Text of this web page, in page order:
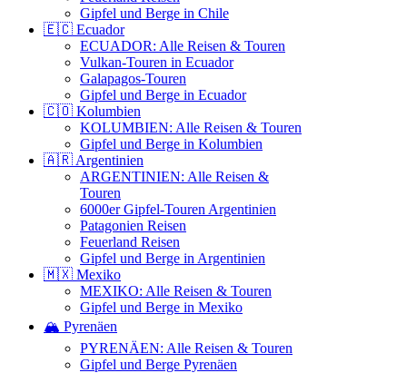
Gipfel und Berge in Chile
🇪🇨 Ecuador
ECUADOR: Alle Reisen & Touren
Vulkan-Touren in Ecuador
Galapagos-Touren
Gipfel und Berge in Ecuador
🇨🇴 Kolumbien
KOLUMBIEN: Alle Reisen & Touren
Gipfel und Berge in Kolumbien
🇦🇷 Argentinien
ARGENTINIEN: Alle Reisen &
Touren
6000er Gipfel-Touren Argentinien
Patagonien Reisen
Feuerland Reisen
Gipfel und Berge in Argentinien
🇲🇽 Mexiko
MEXIKO: Alle Reisen & Touren
Gipfel und Berge in Mexiko
🏔️ Pyrenäen
PYRENÄEN: Alle Reisen & Touren
Gipfel und Berge Pyrenäen